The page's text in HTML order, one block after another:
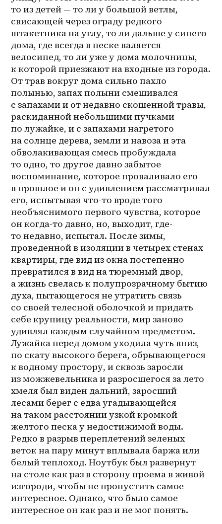
то из детей — то ли у большой ветлы,
свисающей через ограду редкого
штакетника на углу, то ли дальше у синего
дома, где всегда в песке валяется
велосипед, то ли уже у дома молочницы,
к которой приезжают на входные из города.
От трав вокруг дома сильно пахло
полынью, запах полыни смешивался
с запахами и от недавно скошенной травы,
раскиданной небольшими пучками
по лужайке, и с запахами нагретого
на солнце дерева, земли и навоза и эта
обволакивающая смесь пробуждала
то одно, то другое давно забытое
воспоминание, которое проваливало его
в прошлое и он с удивлением рассматривал
его, испытывая что-то вроде того
необъяснимого первого чувства, которое
он когда-то давно, но, выходит, где-
то недавно, испытал. После зимы,
проведенной в изоляции в четырех стенах
квартиры, где вид из окна постепенно
превратился в вид на тюремный двор,
а жизнь свелась к полупрозрачному бытию
духа, пытающегося не утратить связь
со своей телесной оболочкой и придать
себе крупицу реальности, мир заново
удивлял каждым случайном предметом.
Лужайка перед домом уходила чуть вниз,
по скату высокого берега, обрывающегося
к водному простору, и сквозь заросли
из можжевельника и разросшегося за лето
хмеля был виден дальний, заросший
лесами берег с едва угадывающейся
на таком расстоянии узкой кромкой
желтого песка у недостижимой воды.
Редко в разрыв переплетений зеленых
веток на пару минут вплывала баржа или
белый теплоход. Ноутбук был развернут
на столе как раз в сторону проема в живой
изгороди, чтобы не пропустить самое
интересное. Однако, что было самое
интересное он как раз и не мог понять.